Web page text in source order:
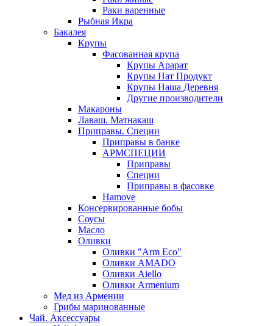
Раки варенные
Рыбная Икра
Бакалея
Крупы
Фасованная крупа
Крупы Арарат
Крупы Нат Продукт
Крупы Наша Деревня
Другие производители
Макароны
Лаваш. Матнакаш
Приправы. Специи
Приправы в банке
АРМСПЕЦИИ
Приправы
Специи
Приправы в фасовке
Hamove
Консервированные бобы
Соусы
Масло
Оливки
Оливки "Arm Eco"
Оливки AMADO
Оливки Aiello
Оливки Armenium
Мед из Армении
Грибы маринованные
Чай. Аксессуары